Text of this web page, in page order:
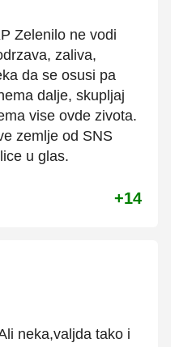
Zelenilo ne vodi
zaliva,
da se osusi pa
dalje, skupljaj
vise ovde zivota.
zemlje od SNS
u glas.
+14
neka,valjda tako i